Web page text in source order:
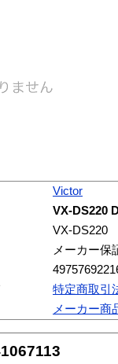
Victor
VX-DS220
VX-DS220
メーカー保
特定商取引
メーカー商